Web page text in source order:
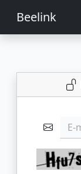
Beelink
E-mail